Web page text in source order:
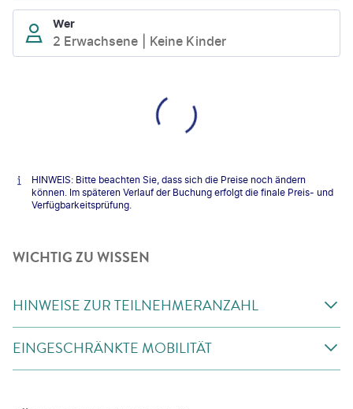
Wer
2 Erwachsene Keine Kinder
HINWEIS: Bitte beachten Sie, dass sich die Preise noch ändern
können. Im späteren Verlauf der Buchung erfolgt die finale Preis- und
Verfügbarkeitsprüfung.
WICHTIG ZU WISSEN
HINWEISE ZUR TEILNEHMERANZAHL
EINGESCHRÄNKTE MOBILITÄT